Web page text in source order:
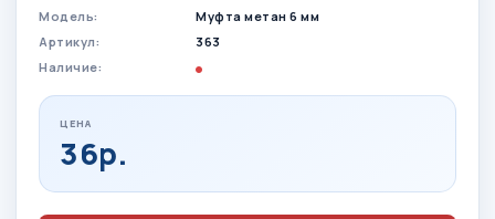
Модель:
Муфта метан 6 мм
Артикул:
363
Наличие:
ЦЕНА
36р.